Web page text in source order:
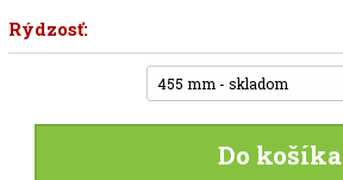
Rýdzosť:
455 mm - skladom
Do košíka